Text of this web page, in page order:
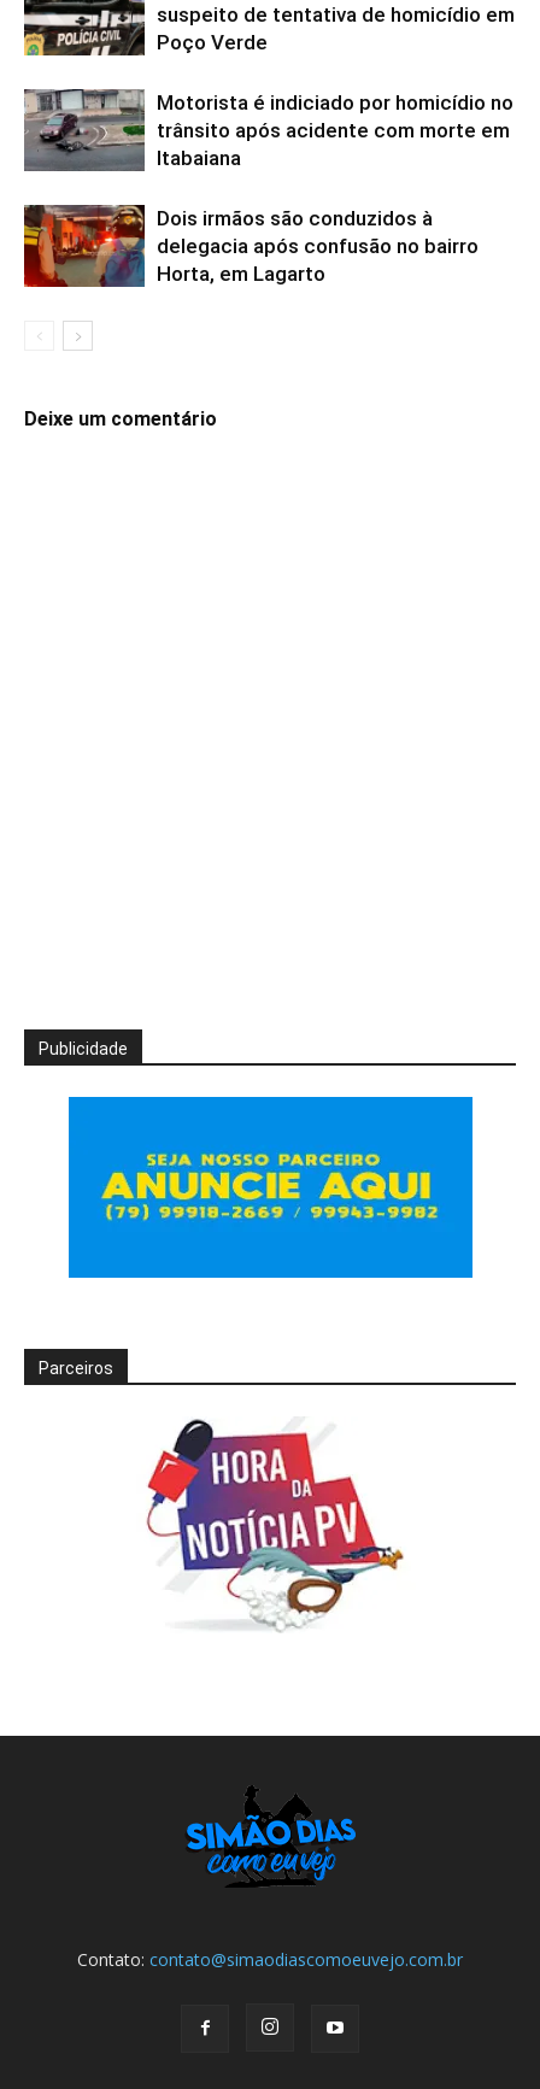
suspeito de tentativa de homicídio em
Poço Verde
Motorista é indiciado por homicídio no
trânsito após acidente com morte em
Itabaiana
Dois irmãos são conduzidos à
delegacia após confusão no bairro
Horta, em Lagarto
Deixe um comentário
Publicidade
Parceiros
Contato: contato@simaodiascomoeuvejo.com.br